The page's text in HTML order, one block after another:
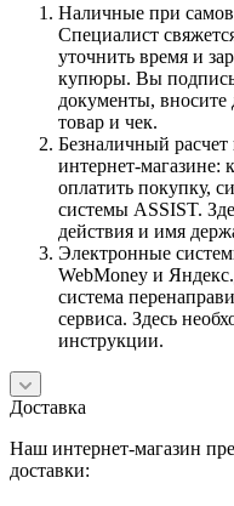
Наличные при
Специалист
уточнить время и
купюры. Вы
документы, вносите
товар и чек.
Безналичный
интернет-магазине:
оплатить покупку,
системы ASSIST.
действия и имя
Электронные
WebMoney и
система
сервиса. Здесь
инструкции.
Доставка
Наш интернет-магазин
доставки: